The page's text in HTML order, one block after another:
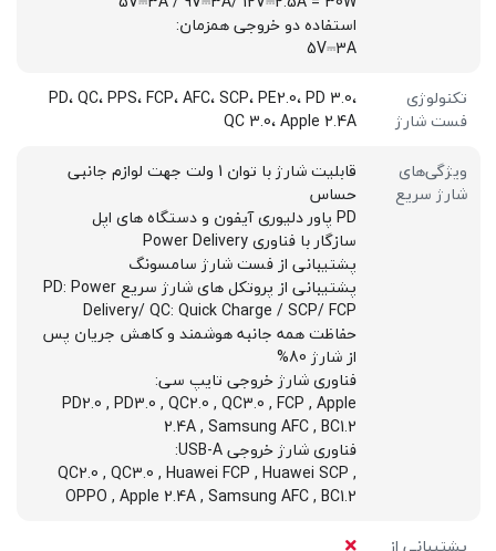
استفاده دو خروجی همزمان:
5V⎓3A
تکنولوژی
فست شارژ
PD، QC، PPS، FCP، AFC، SCP، PE2.0، PD 3.0،
QC 3.0، Apple 2.4A
ویژگی‌های
شارژ سریع
قابلیت شارژ با توان 1 ولت جهت لوازم جانبی
حساس
PD پاور دلیوری آیفون و دستگاه های اپل
سازگار با فناوری Power Delivery
پشتیبانی از فست شارژ سامسونگ
پشتیبانی از پروتکل های شارژ سریع PD: Power
Delivery/ QC: Quick Charge / SCP/ FCP
حفاظت همه جانبه هوشمند و کاهش جریان پس
از شارژ 80%
فناوری شارژ خروجی تایپ سی:
PD2.0 , PD3.0 , QC2.0 , QC3.0 , FCP , Apple
2.4A , Samsung AFC , BC1.2
فناوری شارژ خروجی USB-A:
QC2.0 , QC3.0 , Huawei FCP , Huawei SCP ,
OPPO , Apple 2.4A , Samsung AFC , BC1.2